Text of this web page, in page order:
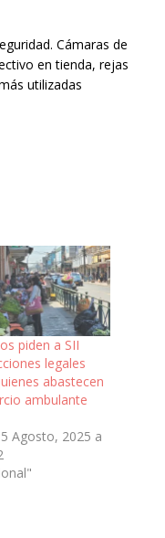
Cámaras de
en tienda, rejas
utilizadas
piden a SII
legales
abastecen
ambulante
Agosto, 2025 a